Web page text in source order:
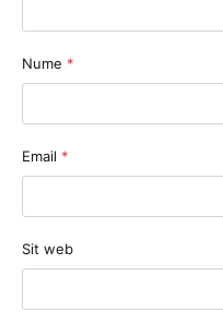
Nume *
Email *
Sit web